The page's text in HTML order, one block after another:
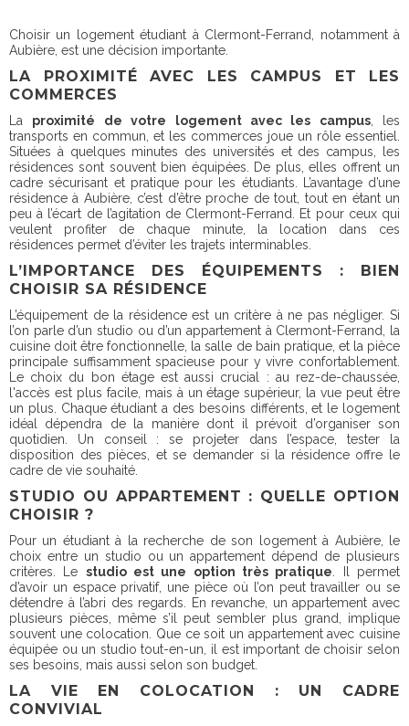
Choisir un logement étudiant à Clermont-Ferrand, notamment à
Aubière, est une décision importante.
LA PROXIMITÉ AVEC LES CAMPUS ET LES
COMMERCES
La proximité de votre logement avec les campus, les
transports en commun, et les commerces joue un rôle essentiel.
Situées à quelques minutes des universités et des campus, les
résidences sont souvent bien équipées. De plus, elles offrent un
cadre sécurisant et pratique pour les étudiants. L’avantage d’une
résidence à Aubière, c’est d’être proche de tout, tout en étant un
peu à l’écart de l’agitation de Clermont-Ferrand. Et pour ceux qui
veulent profiter de chaque minute, la location dans ces
résidences permet d’éviter les trajets interminables.
L’IMPORTANCE DES ÉQUIPEMENTS : BIEN
CHOISIR SA RÉSIDENCE
L’équipement de la résidence est un critère à ne pas négliger. Si
l’on parle d’un studio ou d’un appartement à Clermont-Ferrand, la
cuisine doit être fonctionnelle, la salle de bain pratique, et la pièce
principale suffisamment spacieuse pour y vivre confortablement.
Le choix du bon étage est aussi crucial : au rez-de-chaussée,
l'accès est plus facile, mais à un étage supérieur, la vue peut être
un plus. Chaque étudiant a des besoins différents, et le logement
idéal dépendra de la manière dont il prévoit d’organiser son
quotidien. Un conseil : se projeter dans l’espace, tester la
disposition des pièces, et se demander si la résidence offre le
cadre de vie souhaité.
STUDIO OU APPARTEMENT : QUELLE OPTION
CHOISIR ?
Pour un étudiant à la recherche de son logement à Aubière, le
choix entre un studio ou un appartement dépend de plusieurs
critères. Le studio est une option très pratique . Il permet
d’avoir un espace privatif, une pièce où l’on peut travailler ou se
détendre à l’abri des regards. En revanche, un appartement avec
plusieurs pièces, même s’il peut sembler plus grand, implique
souvent une colocation. Que ce soit un appartement avec cuisine
équipée ou un studio tout-en-un, il est important de choisir selon
ses besoins, mais aussi selon son budget.
LA VIE EN COLOCATION : UN CADRE
CONVIVIAL